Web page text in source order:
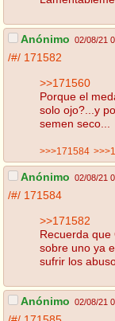
Anónimo 02/08/21
/#/ 171582
>>171560
Porque el
solo ojo?...y
semen seco...
>>>171584
Anónimo 02/08/21
/#/ 171584
>>171582
Recuerda que
sobre uno ya
sufrir los
Anónimo 02/08/21